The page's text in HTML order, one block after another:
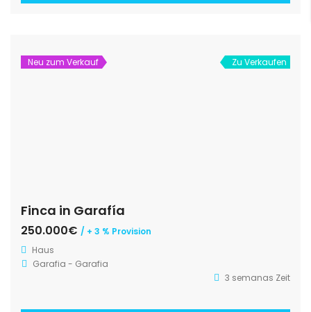
Neu zum Verkauf Zu Verkaufen
Finca in Garafía
250.000€ / + 3 % Provision
Haus
Garafia - Garafia
3 semanas Zeit